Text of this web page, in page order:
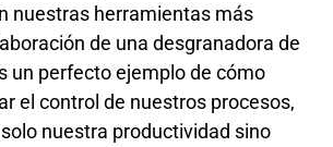
nuestras herramientas más
de una desgranadora de
un perfecto ejemplo de cómo
el control de nuestros procesos,
nuestra productividad sino